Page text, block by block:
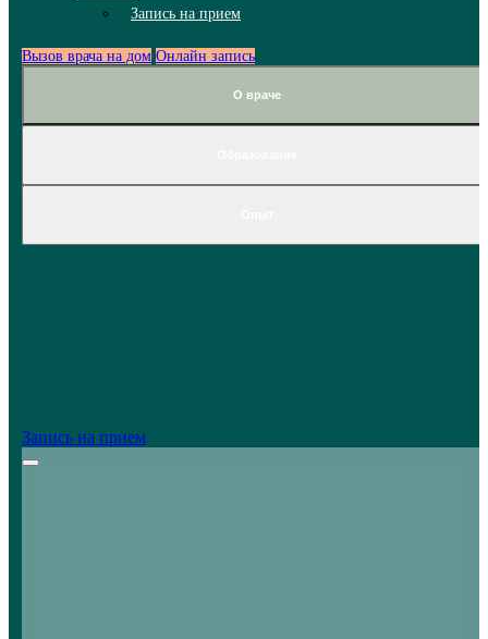
Запись на прием
Вызов врача на дом Онлайн запись
О враче
Запись на прием